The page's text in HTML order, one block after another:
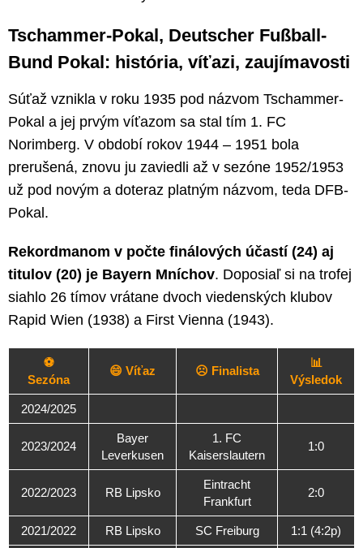
Tschammer-Pokal, Deutscher Fußball-
Bund Pokal: história, víťazi, zaujímavosti
Súťaž vznikla v roku 1935 pod názvom Tschammer-
Pokal a jej prvým víťazom sa stal tím 1. FC
Norimberg. V období rokov 1944 – 1951 bola
prerušená, znovu ju zaviedli až v sezóne 1952/1953
už pod novým a doteraz platným názvom, teda DFB-
Pokal.
Rekordmanom v počte finálových účastí (24) aj
titulov (20) je Bayern Mníchov. Doposiaľ si na trofej
siahlo 26 tímov vrátane dvoch viedenských klubov
Rapid Wien (1938) a First Vienna (1943).
⚽
Sezóna
😄 Víťaz ☹️ Finalista
📊
Výsledok
2024/2025
2023/2024
Bayer
Leverkusen
1. FC
Kaiserslautern
1:0
2022/2023 RB Lipsko
Eintracht
Frankfurt
2:0
2021/2022 RB Lipsko SC Freiburg 1:1 (4:2p)